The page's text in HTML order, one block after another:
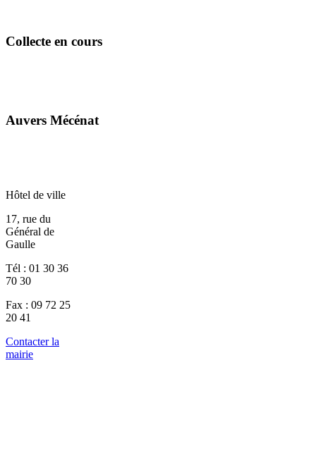
Collecte en cours
Auvers Mécénat
Hôtel de ville
17, rue du
Général de
Gaulle
Tél : 01 30 36
70 30
Fax : 09 72 25
20 41
Contacter la
mairie